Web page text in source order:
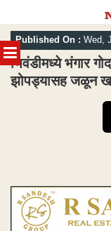
MENU
Skip
to
content
Published On : Wed,
भिवंडीमध्ये भंगार
झोपड्यासह जळून